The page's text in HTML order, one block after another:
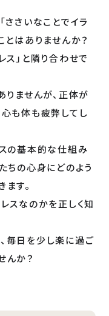
ささいなことでイラ
とはありませんか？
ス」と隣り合わせで
りませんが、正体が
も体も疲弊してし
の基本的な仕組み
ちの心身にどのよう
す。
スなのかを正しく知
毎日を少し楽に過ご
んか？